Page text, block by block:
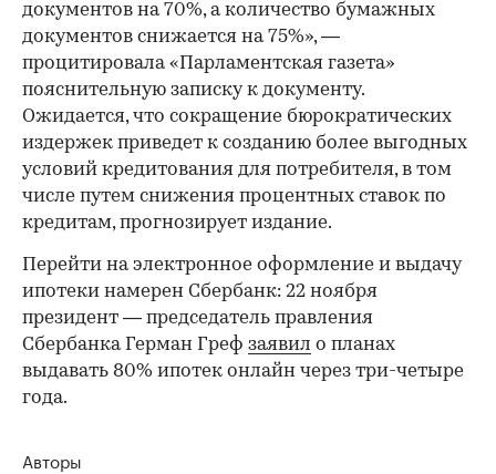
документов на 70%, а количество бумажных
документов снижается на 75%», —
процитировала «Парламентская газета»
пояснительную записку к документу.
Ожидается, что сокращение бюрократических
издержек приведет к созданию более выгодных
условий кредитования для потребителя, в том
числе путем снижения процентных ставок по
кредитам, прогнозирует издание.
Перейти на электронное оформление и выдачу
ипотеки намерен Сбербанк: 22 ноября
президент — председатель правления
Сбербанка Герман Греф заявил о планах
выдавать 80% ипотек онлайн через три-четыре
года.
Авторы